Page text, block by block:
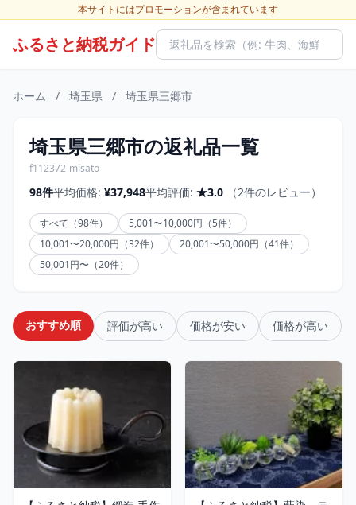
本サイトにはプロモーションが含まれています
ふるさと納税ガイド
ホーム / 埼玉県 / 埼玉県三郷市
埼玉県三郷市の返礼品一覧
f112372-misato
98件平均価格: ¥37,948平均評価: ★3.0 （2件のレビュー）
すべて（98件）
5,001〜10,000円（5件）
10,001〜20,000円（32件）
20,001〜50,000円（41件）
50,001円〜（20件）
おすすめ順 評価が高い 価格が安い 価格が高い